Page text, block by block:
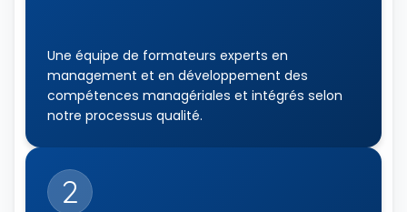
Une équipe de formateurs experts en
management et en développement des
compétences managériales et intégrés selon
notre processus qualité.
2